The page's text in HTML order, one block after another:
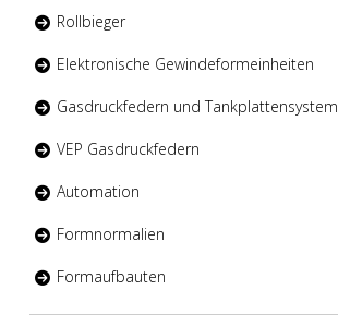
Rollbieger
Elektronische Gewindeformeinheiten
Gasdruckfedern und
VEP Gasdruckfedern
Automation
Formnormalien
Formaufbauten